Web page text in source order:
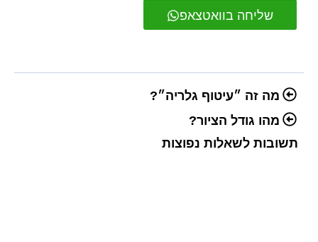
שליחה בוואטצאפ
מה זה ״עיטוף גלריה״?
מהו גודל הציור?
תשובות לשאלות נפוצות